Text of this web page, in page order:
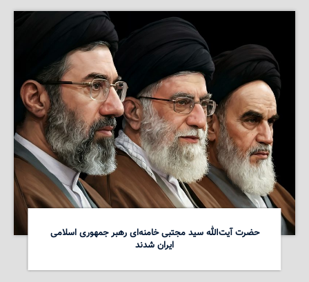
حضرت آیت‌الله سید مجتبی خامنه‌ای رهبر جمهوری اسلامی
ایران شدند